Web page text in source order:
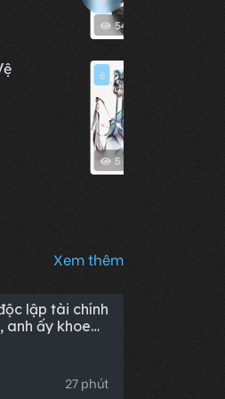
54
5
6
Xem thêm
lập tài chính
anh ấy khoe
em gái,
ngay 5,8
mẹ đẻ,
chồng phẫu
27 phút